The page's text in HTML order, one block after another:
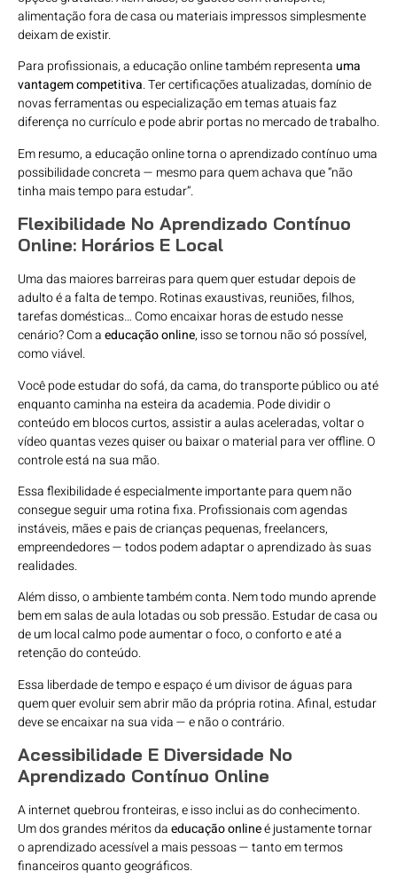
alimentação fora de casa ou materiais impressos simplesmente
deixam de existir.
Para profissionais, a educação online também representa uma
vantagem competitiva. Ter certificações atualizadas, domínio de
novas ferramentas ou especialização em temas atuais faz
diferença no currículo e pode abrir portas no mercado de trabalho.
Em resumo, a educação online torna o aprendizado contínuo uma
possibilidade concreta — mesmo para quem achava que “não
tinha mais tempo para estudar”.
Flexibilidade No Aprendizado Contínuo
Online: Horários E Local
Uma das maiores barreiras para quem quer estudar depois de
adulto é a falta de tempo. Rotinas exaustivas, reuniões, filhos,
tarefas domésticas… Como encaixar horas de estudo nesse
cenário? Com aeducação online, isso se tornou não só possível,
como viável.
Você pode estudar do sofá, da cama, do transporte público ou até
enquanto caminha na esteira da academia. Pode dividir o
conteúdo em blocos curtos, assistir a aulas aceleradas, voltar o
vídeo quantas vezes quiser ou baixar o material para ver offline. O
controle está na sua mão.
Essa flexibilidade é especialmente importante para quem não
consegue seguir uma rotina fixa. Profissionais com agendas
instáveis, mães e pais de crianças pequenas, freelancers,
empreendedores — todos podem adaptar o aprendizado às suas
realidades.
Além disso, o ambiente também conta. Nem todo mundo aprende
bem em salas de aula lotadas ou sob pressão. Estudar de casa ou
de um local calmo pode aumentar o foco, o conforto e até a
retenção do conteúdo.
Essa liberdade de tempo e espaço é um divisor de águas para
quem quer evoluir sem abrir mão da própria rotina. Afinal, estudar
deve se encaixar na sua vida — e não o contrário.
Acessibilidade E Diversidade No
Aprendizado Contínuo Online
A internet quebrou fronteiras, e isso inclui as do conhecimento.
Um dos grandes méritos daeducação onlineé justamente tornar
o aprendizado acessível a mais pessoas — tanto em termos
financeiros quanto geográficos.